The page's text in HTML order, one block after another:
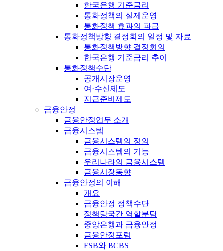
한국은행 기준금리
통화정책의 실제운영
통화정책 효과의 파급
통화정책방향 결정회의 일정 및 자료
통화정책방향 결정회의
한국은행 기준금리 추이
통화정책수단
공개시장운영
여·수신제도
지급준비제도
금융안정
금융안정업무 소개
금융시스템
금융시스템의 정의
금융시스템의 기능
우리나라의 금융시스템
금융시장동향
금융안정의 이해
개요
금융안정 정책수단
정책당국간 역할분담
중앙은행과 금융안정
금융안정포럼
FSB와 BCBS